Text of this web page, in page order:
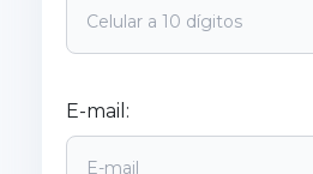
E-mail: